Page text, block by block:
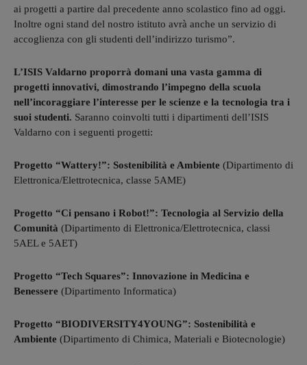
ai progetti a partire dal precedente anno scolastico fino ad oggi.
Inoltre ogni stand del nostro istituto avrà anche un servizio di
accoglienza con gli studenti dell’indirizzo turismo”.
L’ISIS Valdarno proporrà domani una vasta gamma di
progetti innovativi, dimostrando l’impegno della scuola
nell’incoraggiare l’interesse per le scienze e la tecnologia tra i
suoi studenti. Saranno coinvolti tutti i dipartimenti dell’ISIS
Valdarno con i seguenti progetti:
Progetto “Wattery!”: Sostenibilità e Ambiente (Dipartimento di
Elettronica/Elettrotecnica, classe 5AME)
Progetto “Ci pensano i Robot!”: Tecnologia al Servizio della
Comunità (Dipartimento di Elettronica/Elettrotecnica, classi
5AEL e 5AET)
Progetto “Tech Squares”: Innovazione in Medicina e
Benessere (Dipartimento Informatica)
Progetto “BIODIVERSITY4YOUNG”: Sostenibilità e
Ambiente (Dipartimento di Chimica, Materiali e Biotecnologie)